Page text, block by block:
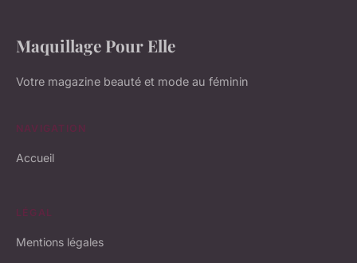
Maquillage Pour Elle
Votre magazine beauté et mode au féminin
NAVIGATION
Accueil
LÉGAL
Mentions légales